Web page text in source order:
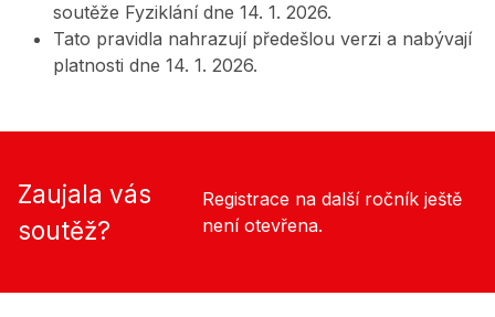
soutěže Fyziklání dne 14. 1. 2026.
Tato pravidla nahrazují předešlou verzi a nabývají
platnosti dne 14. 1. 2026.
Zaujala vás
soutěž?
Registrace na další ročník ještě
není otevřena.